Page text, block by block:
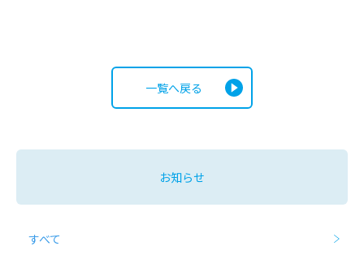
一覧へ戻る
お知らせ
すべて